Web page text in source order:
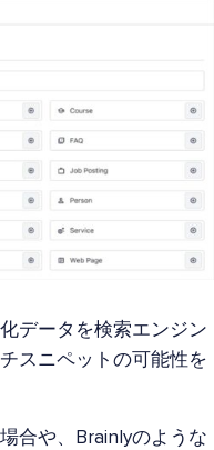
データを検索エンジン
スニペットの可能性を
合や、Brainlyのような